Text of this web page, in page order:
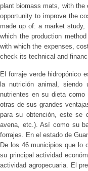
plant biomass mats, with the
opportunity to improve the
made up of: a market
which the production
with which the expenses,
check its technical and
El forraje verde hidropónico
la nutrición animal, siendo
nutrientes en su dieta
otras de sus grandes
para su obtención, este se
avena, etc.). Así como su
forrajes. En el estado de
De los 46 municipios que lo
su principal actividad
actividad agropecuaria. El